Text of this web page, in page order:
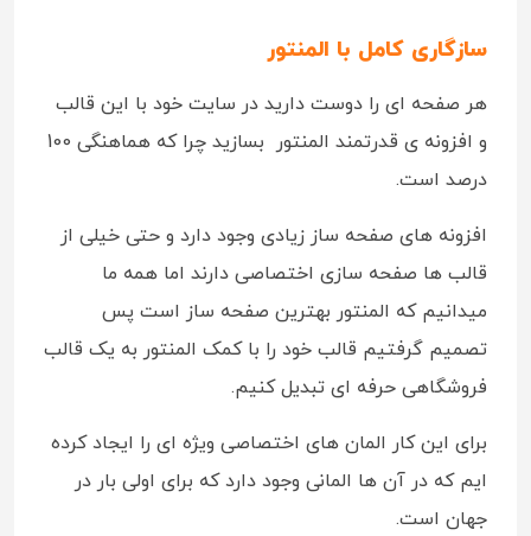
سازگاری کامل با المنتور
هر صفحه ای را دوست دارید در سایت خود با این قالب
و افزونه ی قدرتمند المنتور بسازید چرا که هماهنگی 100
درصد است.
افزونه های صفحه ساز زیادی وجود دارد و حتی خیلی از
قالب ها صفحه سازی اختصاصی دارند اما همه ما
میدانیم که المنتور بهترین صفحه ساز است پس
تصمیم گرفتیم قالب خود را با کمک المنتور به یک قالب
فروشگاهی حرفه ای تبدیل کنیم.
برای این کار المان های اختصاصی ویژه ای را ایجاد کرده
ایم که در آن ها المانی وجود دارد که برای اولی بار در
جهان است.